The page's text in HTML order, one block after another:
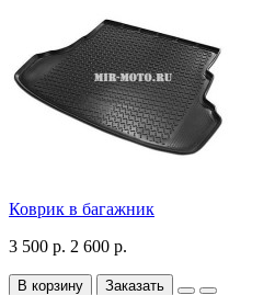
Коврик в багажник
3 500 р. 2 600 р.
В корзину Заказать